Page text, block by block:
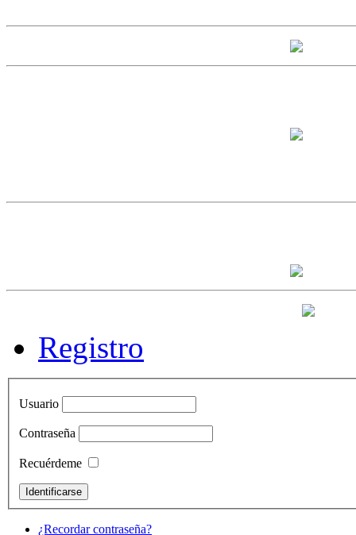
Registro
Usuario
Contraseña
Recuérdeme
¿Recordar contraseña?